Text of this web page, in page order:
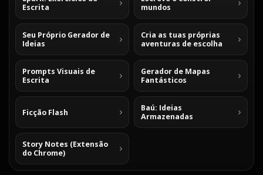
Escrita
mundos
Seu Próprio Gerador de
Ideias
Cria as tuas próprias
aventuras de escolha
Prompts Visuais de
Escrita
Gerador de Mapas
Fantásticos
Ficção Flash
Baú: Ideias
Armazenadas
Story Notes (Extensão
do Chrome)